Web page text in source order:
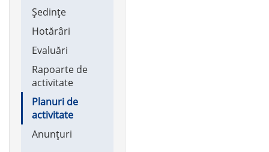
Ședințe
Hotărâri
Evaluări
Rapoarte de
activitate
Planuri de
activitate
Anunțuri